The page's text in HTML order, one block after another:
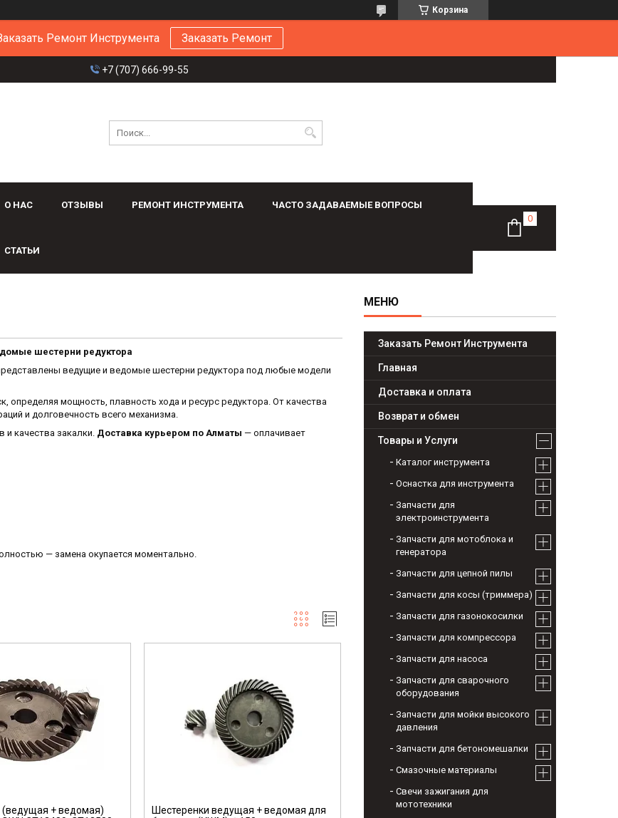
Корзина
Ремонт Инструмента Заказать Ремонт
+7 (707) 666-99-55
О НАС ОТЗЫВЫ РЕМОНТ ИНСТРУМЕНТА ЧАСТО ЗАДАВАЕМЫЕ ВОПРОСЫ
СТАТЬИ
шестерни редуктора
ведущие и ведомые шестерни редуктора под любые модели
определяя мощность, плавность хода и ресурс редуктора. От качества
и долговечность всего механизма.
и качества закалки. Доставка курьером по Алматы — оплачивает
— замена окупается моментально.
(ведущая + ведомая)
Шестеренки ведущая + ведомая для
Заказать Ремонт Инструмента
Главная
Доставка и оплата
Возврат и обмен
Товары и Услуги
Каталог инструмента
Оснастка для инструмента
Запчасти для
электроинструмента
Запчасти для мотоблока и
генератора
Запчасти для цепной пилы
Запчасти для косы (триммера)
Запчасти для газонокосилки
Запчасти для компрессора
Запчасти для насоса
Запчасти для сварочного
оборудования
Запчасти для мойки высокого
давления
Запчасти для бетономешалки
Смазочные материалы
Свечи зажигания для
мототехники